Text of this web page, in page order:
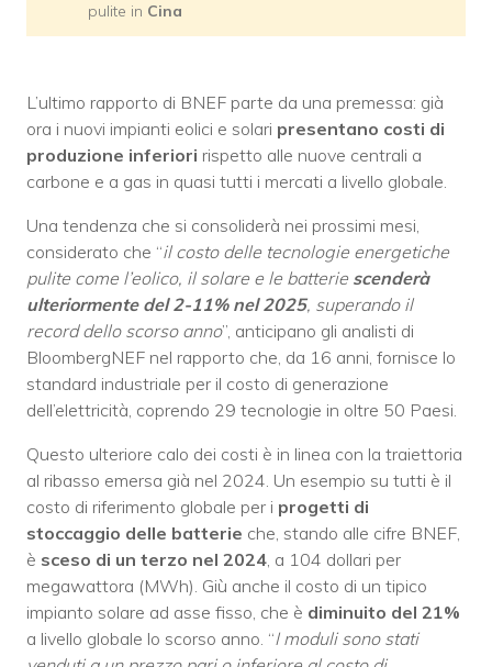
pulite in Cina
L’ultimo rapporto di BNEF parte da una premessa: già
ora i nuovi impianti eolici e solari presentano costi di
produzione inferiori rispetto alle nuove centrali a
carbone e a gas in quasi tutti i mercati a livello globale.
Una tendenza che si consoliderà nei prossimi mesi,
considerato che “il costo delle tecnologie energetiche
pulite come l’eolico, il solare e le batterie scenderà
ulteriormente del 2-11% nel 2025, superando il
record dello scorso anno”, anticipano gli analisti di
BloombergNEF nel rapporto che, da 16 anni, fornisce lo
standard industriale per il costo di generazione
dell’elettricità, coprendo 29 tecnologie in oltre 50 Paesi.
Questo ulteriore calo dei costi è in linea con la traiettoria
al ribasso emersa già nel 2024. Un esempio su tutti è il
costo di riferimento globale per i progetti di
stoccaggio delle batterie che, stando alle cifre BNEF,
è sceso di un terzo nel 2024, a 104 dollari per
megawattora (MWh). Giù anche il costo di un tipico
impianto solare ad asse fisso, che è diminuito del 21%
a livello globale lo scorso anno. “I moduli sono stati